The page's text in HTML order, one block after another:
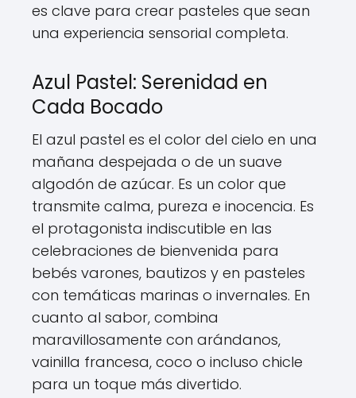
es clave para crear pasteles que sean
una experiencia sensorial completa.
Azul Pastel: Serenidad en
Cada Bocado
El azul pastel es el color del cielo en una
mañana despejada o de un suave
algodón de azúcar. Es un color que
transmite calma, pureza e inocencia. Es
el protagonista indiscutible en las
celebraciones de bienvenida para
bebés varones, bautizos y en pasteles
con temáticas marinas o invernales. En
cuanto al sabor, combina
maravillosamente con arándanos,
vainilla francesa, coco o incluso chicle
para un toque más divertido.